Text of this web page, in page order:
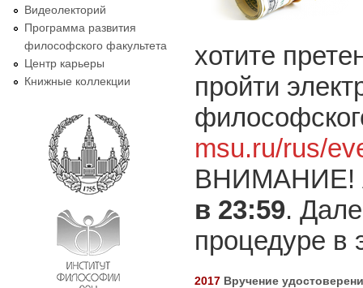
Видеолекторий
Программа развития
философского факультета
Центр карьеры
Книжные коллекции
хотите
пройти
msu.ru/rus/
ВНИМАНИЕ!
в 23:59.
процедуре в
2017 Вручение